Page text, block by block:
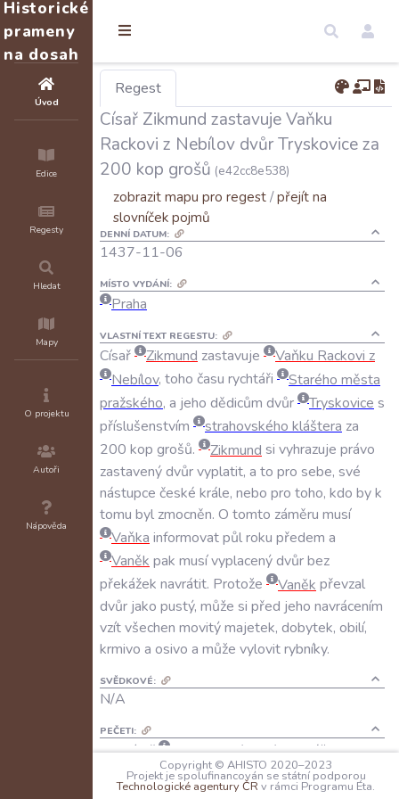
Historické
prameny
na dosah
Úvod
Edice
Regesty
Hledat
Mapy
O projektu
Autoři
Nápověda
Regest
Císař Zikmund zastavuje Vaňku
Rackovi z Nebílov dvůr Tryskovice za
200 kop grošů (e42cc8e538)
zobrazit mapu pro regest/přejít na
slovníček pojmů
DENNÍ DATUM:
1437-11-06
MÍSTO VYDÁNÍ:
Praha
VLASTNÍ TEXT REGESTU:
Císař Zikmund zastavuje Vaňku Rackovi z
Nebílov, toho času rychtáři Starého města
pražského, a jeho dědicům dvůr Tryskovice s
příslušenstvím
strahovského kláštera za
200 kop grošů. Zikmund si vyhrazuje právo
zastavenýdvůrvyplatit, a to pro sebe, své
nástupce české krále, nebo pro toho, kdo byk
tomu byl zmocněn. O tomto záměru musí
Vaňka informovatpůlroku předem a
Vaněk pak musívyplacenýdvůrbez
překážek navrátit. Protože Vaněk převzal
dvůr jako pustý, může si před jeho navrácením
vzítvšechen movitýmajetek, dobytek, obilí,
krmivo a osivo a může vylovitrybníky.
SVĚDKOVÉ:
N/A
PEČETI:
císař Zikmund:N/A;N/A;ohlášeno
přivěšeníCopyright © AHISTO 2020–2023
Projekt je spolufinancován se státní podporou
Technologické agentury ČR v rámci Programu Éta.